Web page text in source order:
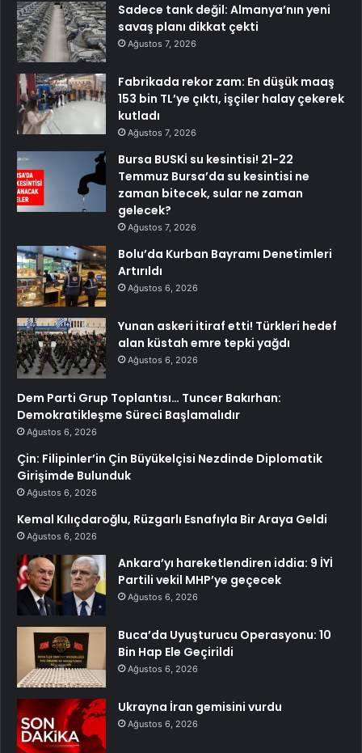
Sadece tank değil: Almanya’nın yeni
savaş planı dikkat çekti
Ağustos 7, 2026
Fabrikada rekor zam: En düşük maaş
153 bin TL’ye çıktı, işçiler halay çekerek
kutladı
Ağustos 7, 2026
Bursa BUSKİ su kesintisi! 21-22
Temmuz Bursa’da su kesintisi ne
zaman bitecek, sular ne zaman
gelecek?
Ağustos 7, 2026
Bolu’da Kurban Bayramı Denetimleri
Artırıldı
Ağustos 6, 2026
Yunan askeri itiraf etti! Türkleri hedef
alan küstah emre tepki yağdı
Ağustos 6, 2026
Dem Parti Grup Toplantısı… Tuncer Bakırhan:
Demokratikleşme Süreci Başlamalıdır
Ağustos 6, 2026
Çin: Filipinler’in Çin Büyükelçisi Nezdinde Diplomatik
Girişimde Bulunduk
Ağustos 6, 2026
Kemal Kılıçdaroğlu, Rüzgarlı Esnafıyla Bir Araya Geldi
Ağustos 6, 2026
Ankara’yı hareketlendiren iddia: 9 İYİ
Partili vekil MHP’ye geçecek
Ağustos 6, 2026
Buca’da Uyuşturucu Operasyonu: 10
Bin Hap Ele Geçirildi
Ağustos 6, 2026
Ukrayna İran gemisini vurdu
Ağustos 6, 2026